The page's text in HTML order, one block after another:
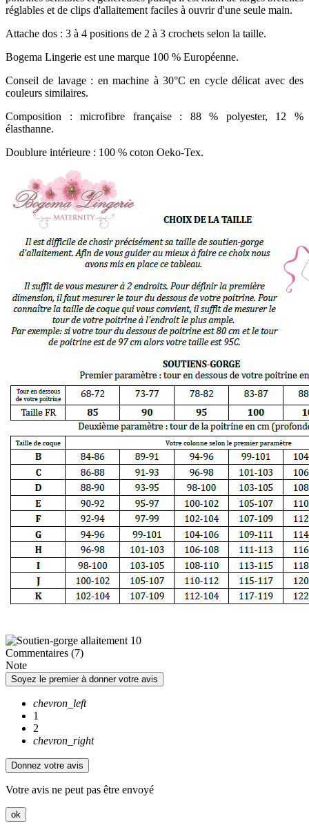
réglables et de clips d'allaitement faciles à ouvrir d'une seule main.
Attache dos : 3 à 4 positions de 2 à 3 crochets selon la taille.
Bogema Lingerie est une marque 100 % Européenne.
Conseil de lavage : en machine à 30°C en cycle délicat avec des
couleurs similaires.
Composition : microfibre française : 88 % polyester, 12 %
élasthanne.
Doublure intérieure : 100 % coton Oeko-Tex.
Commentaires (7)
Note
Soyez le premier à donner votre avis
chevron_left
1
2
chevron_right
Donnez votre avis
Votre avis ne peut pas être envoyé
ok